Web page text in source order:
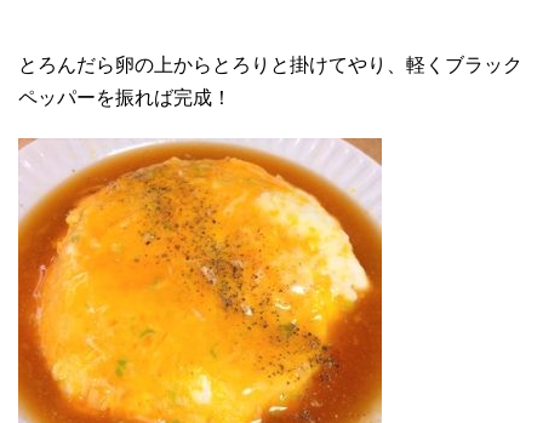
とろんだら卵の上からとろりと掛けてやり、軽くブラック
ペッパーを振れば完成！